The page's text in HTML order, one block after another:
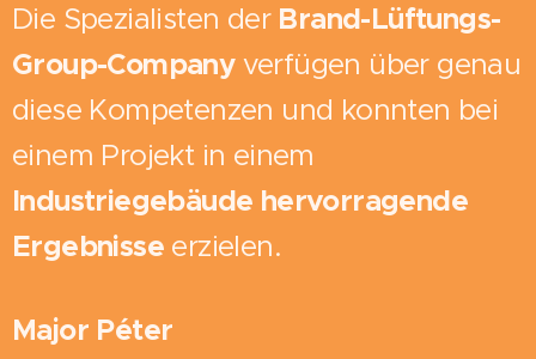
Die Spezialisten der Brand-Lüftungs-
Group-Companyverfügen über genau
diese Kompetenzen und konnten bei
einem Projekt in einem
Industriegebäude hervorragende
Ergebnisse erzielen.
Major Péter